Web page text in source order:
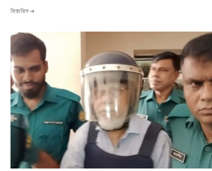
বিস্তারিত ➔